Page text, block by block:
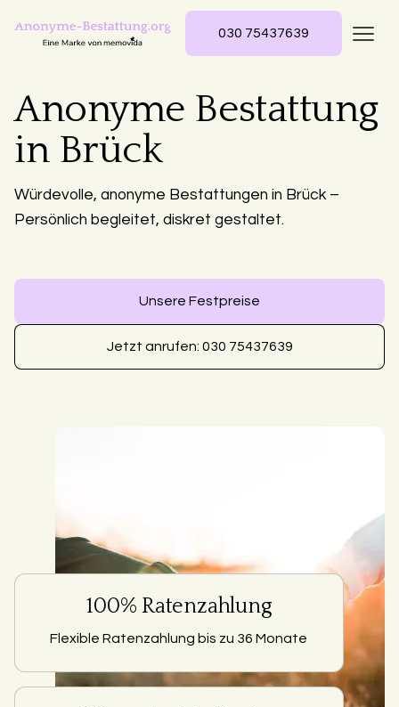
030 75437639
Anonyme Bestattung
in Brück
Würdevolle, anonyme Bestattungen in Brück –
Persönlich begleitet, diskret gestaltet.
Unsere Festpreise
Jetzt anrufen: 030 75437639
100% Ratenzahlung
Flexible Ratenzahlung bis zu 36 Monate